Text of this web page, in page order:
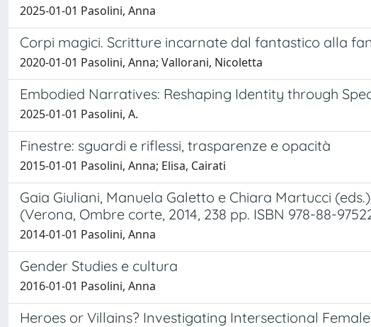
2025-01-01 Pasolini, Anna
Corpi magici. Scritture incarnate dal fantastico alla
2020-01-01 Pasolini, Anna; Vallorani, Nicoletta
Embodied Narratives: Reshaping Identity through
2025-01-01 Pasolini, A.
Finestre: sguardi e riflessi, trasparenze e opacità
2015-01-01 Pasolini, Anna; Elisa, Cairati
Gaia Giuliani, Manuela Galetto e Chiara Martucci
(Verona, Ombre corte, 2014, 238 pp. ISBN 978-88-
2014-01-01 Pasolini, Anna
Gender Studies e cultura
2016-01-01 Pasolini, Anna
Heroes or Villains? Investigating Intersectional